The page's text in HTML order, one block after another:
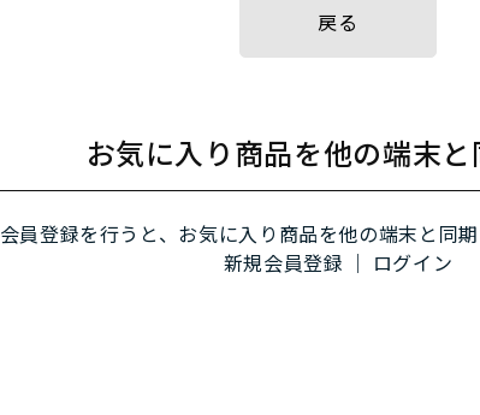
戻る
お気に入り商品を他の端末と
会員登録を行うと、お気に入り商品を他の端末と同期
新規会員登録
ログイン